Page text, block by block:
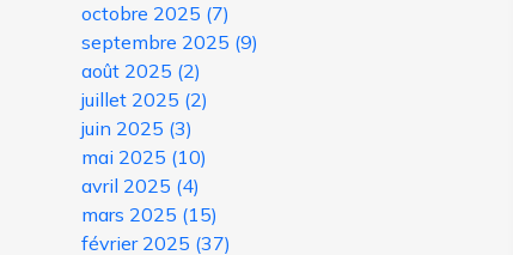
octobre 2025 (7)
septembre 2025 (9)
août 2025 (2)
juillet 2025 (2)
juin 2025 (3)
mai 2025 (10)
avril 2025 (4)
mars 2025 (15)
février 2025 (37)